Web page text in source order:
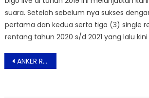
suara. Setelah sebelum nya sukses
pertama dan kedua serta tiga (3) single
rentang tahun 2020 s/d 2021 yang lalu kini
Post
navigation
ANKER Raih Penghargaan Nobel Prize di Ajang Elektronik CES 2022